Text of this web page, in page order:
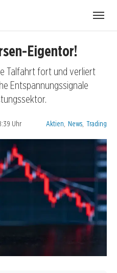
Eigentor!
Talfahrt fort und verliert
Entspannungssignale
Uhr Kategorien:
Aktien News Trading